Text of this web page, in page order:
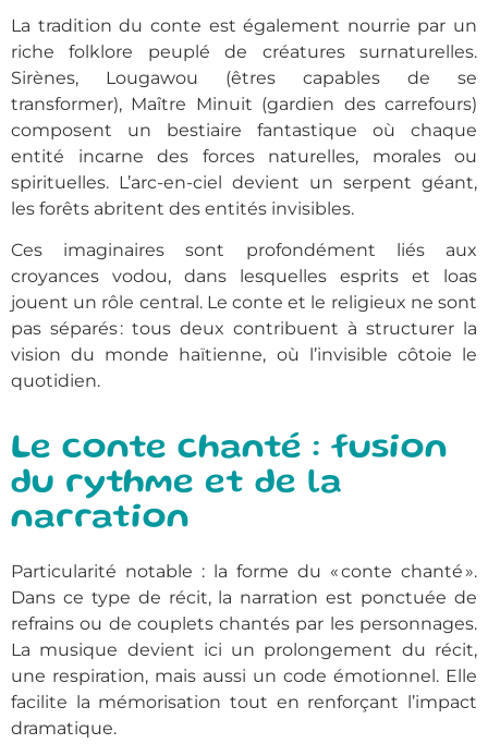
La tradition du conte est également nourrie par un
riche folklore peuplé de créatures surnaturelles.
Sirènes, Lougawou (êtres capables de se
transformer), Maître Minuit (gardien des carrefours)
composent un bestiaire fantastique où chaque
entité incarne des forces naturelles, morales ou
spirituelles. L’arc-en-ciel devient un serpent géant,
les forêts abritent des entités invisibles.
Ces imaginaires sont profondément liés aux
croyances vodou, dans lesquelles esprits et loas
jouent un rôle central. Le conte et le religieux ne sont
pas séparés : tous deux contribuent à structurer la
vision du monde haïtienne, où l’invisible côtoie le
quotidien.
Le conte chanté : fusion
du rythme et de la
narration
Particularité notable : la forme du « conte chanté ».
Dans ce type de récit, la narration est ponctuée de
refrains ou de couplets chantés par les personnages.
La musique devient ici un prolongement du récit,
une respiration, mais aussi un code émotionnel. Elle
facilite la mémorisation tout en renforçant l’impact
dramatique.